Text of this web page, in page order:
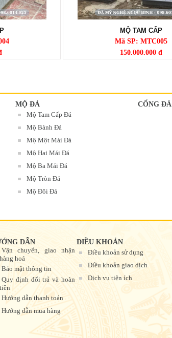
MỘ TAM CẤP
Mã SP: MTC005
150.000.000 đ
MỘ ĐÁ
Mộ Tam Cấp Đá
Mộ Bành Đá
Mộ Một Mái Đá
Mộ Hai Mái Đá
Mộ Ba Mái Đá
Mộ Tròn Đá
Mộ Đôi Đá
CỔNG ĐÁ
DẪN
Vận chuyển, giao nhận
hàng hoá
Bảo mật thông tin
Quy định đổi trả và hoàn
tiền
Hướng dẫn thanh toán
Hướng dẫn mua hàng
ĐIỀU KHOẢN
Điều khoản sử dụng
Điều khoản giao dịch
Dịch vụ tiện ích